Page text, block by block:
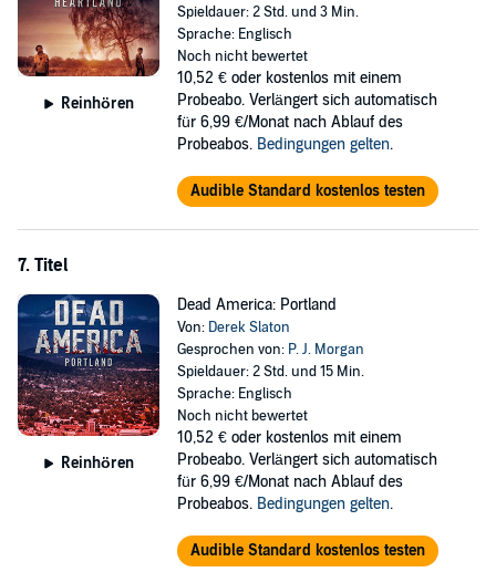
Reinhören
Spieldauer: 2 Std. und 3 Min.
Sprache: Englisch
Noch nicht bewertet
10,52 € oder kostenlos mit einem
Probeabo. Verlängert sich automatisch
für 6,99 €/Monat nach Ablauf des
Probeabos. Bedingungen gelten.
Audible Standard kostenlos testen
7. Titel
Reinhören
Dead America: Portland
Von: Derek Slaton
Gesprochen von: P. J. Morgan
Spieldauer: 2 Std. und 15 Min.
Sprache: Englisch
Noch nicht bewertet
10,52 € oder kostenlos mit einem
Probeabo. Verlängert sich automatisch
für 6,99 €/Monat nach Ablauf des
Probeabos. Bedingungen gelten.
Audible Standard kostenlos testen